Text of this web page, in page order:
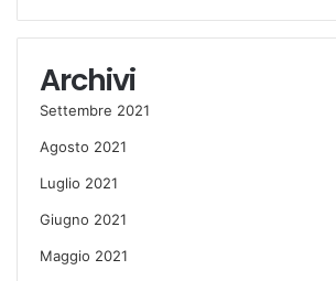
Archivi
Settembre 2021
Agosto 2021
Luglio 2021
Giugno 2021
Maggio 2021